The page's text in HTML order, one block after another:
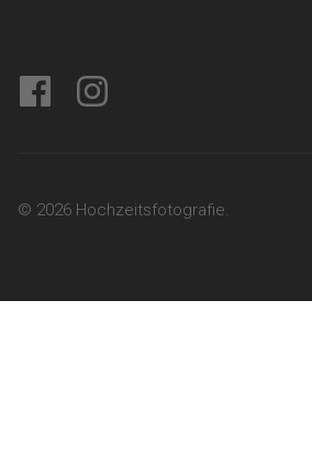
facebookinstagram
© 2026 Hochzeitsfotografie.